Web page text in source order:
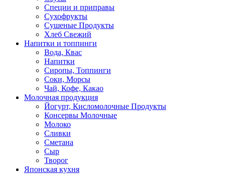
Специи и приправы
Сухофрукты
Сушеные Продукты
Хлеб Свежий
Напитки и топпинги
Вода, Квас
Напитки
Сиропы, Топпинги
Соки, Морсы
Чай, Кофе, Какао
Молочная продукция
Йогурт, Кисломолочные Продукты
Консервы Молочные
Молоко
Сливки
Сметана
Сыр
Творог
Японская кухня